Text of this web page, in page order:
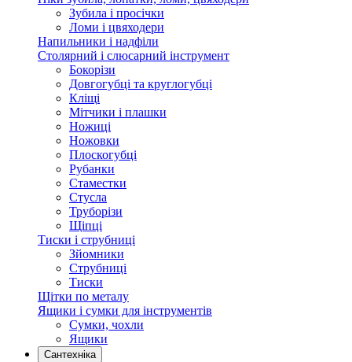
Зубила і просічки
Ломи і цвяходери
Напильники і надфіли
Столярний і слюсарний інструмент
Бокорізи
Довгогубці та круглогубці
Кліщі
Мітчики і плашки
Ножиці
Ножовки
Плоскогубці
Рубанки
Стаместки
Стусла
Труборізи
Щіпці
Тиски і струбниці
Зйомники
Струбниці
Тиски
Щітки по металу
Ящики і сумки для інструментів
Сумки, чохли
Ящики
Сантехніка